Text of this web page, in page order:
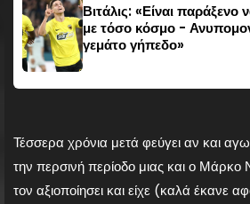
Βιτάλις: «Είναι παράξενο
με τόσο κόσμο -
γεμάτο γήπεδο»
Τέσσερα χρόνια μετά φεύγει αν και
την περσινή περίοδο μιας και ο Μάρκο
τον αξιοποίησει και είχε (καλά έκανε